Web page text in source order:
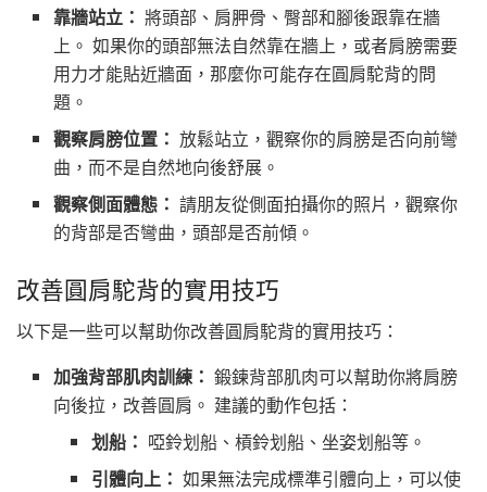
靠牆站立： 將頭部、肩胛骨、臀部和腳後跟靠在牆
上。 如果你的頭部無法自然靠在牆上，或者肩膀需要
用力才能貼近牆面，那麼你可能存在圓肩駝背的問
題。
觀察肩膀位置： 放鬆站立，觀察你的肩膀是否向前彎
曲，而不是自然地向後舒展。
觀察側面體態： 請朋友從側面拍攝你的照片，觀察你
的背部是否彎曲，頭部是否前傾。
改善圓肩駝背的實用技巧
以下是一些可以幫助你改善圓肩駝背的實用技巧：
加強背部肌肉訓練： 鍛鍊背部肌肉可以幫助你將肩膀
向後拉，改善圓肩。 建議的動作包括：
划船： 啞鈴划船、槓鈴划船、坐姿划船等。
引體向上： 如果無法完成標準引體向上，可以使